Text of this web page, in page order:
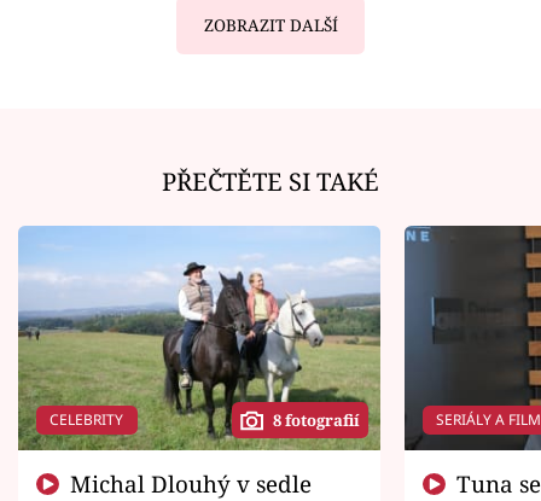
ZOBRAZIT DALŠÍ
PŘEČTĚTE SI TAKÉ
CELEBRITY 8 fotografií SERIÁLY A